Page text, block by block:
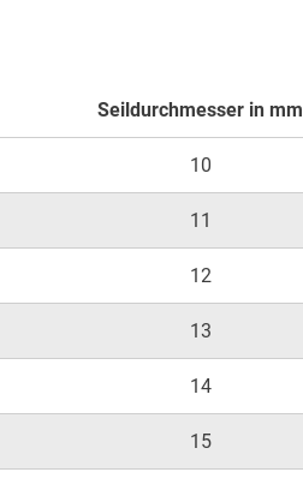
Seildurchmesser in mm
10
11
12
13
14
15